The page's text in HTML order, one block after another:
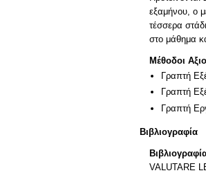
εξαμήνου, ο
τέσσερα
στο μάθημα
Μέθοδοι
Γραπτή
Γραπτή
Γραπτή
Βιβλιογραφία
VALUTARE